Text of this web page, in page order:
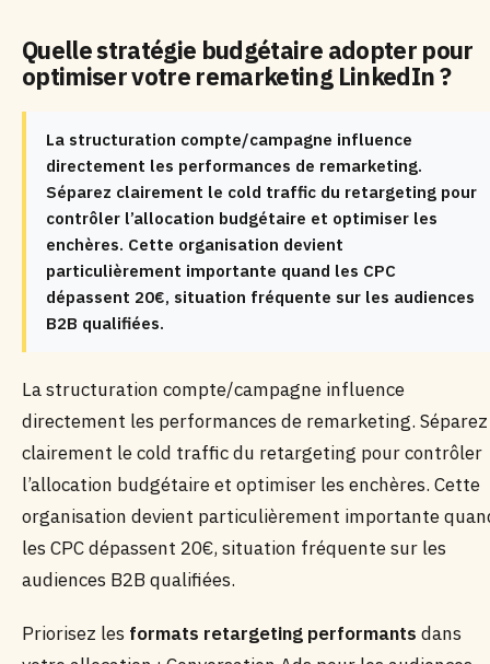
Quelle stratégie budgétaire adopter pour
optimiser votre remarketing LinkedIn ?
La structuration compte/campagne influence
directement les performances de remarketing.
Séparez clairement le cold traffic du retargeting pour
contrôler l’allocation budgétaire et optimiser les
enchères. Cette organisation devient
particulièrement importante quand les CPC
dépassent 20€, situation fréquente sur les audiences
B2B qualifiées.
La structuration compte/campagne influence
directement les performances de remarketing. Séparez
clairement le cold traffic du retargeting pour contrôler
l’allocation budgétaire et optimiser les enchères. Cette
organisation devient particulièrement importante
les CPC dépassent 20€, situation fréquente sur les
audiences B2B qualifiées.
Priorisez les formats retargeting performants dans